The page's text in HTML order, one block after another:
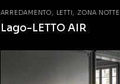
ARREDAMENTO LETTI ZONA NOTTE
Lago-LETTO AIR